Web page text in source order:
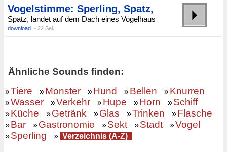
Vogelstimme: Sperling, Spatz,
Spatz, landet auf dem Dach eines Vogelhaus
download ~ 22 Sek.
Ähnliche Sounds finden:
»Tiere »Monster »Hund »Bellen »Knurren
»Wasser »Verkehr »Hupe »Horn »Schiff
»Küche »Getränk »Glas »Trinken »Flasche
»Bar »Gastronomie »Sekt »Stadt »Vogel
»Sperling » Verzeichnis (A-Z)